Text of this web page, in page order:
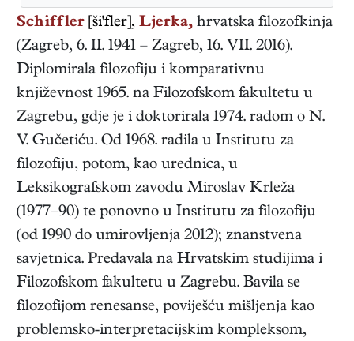
Schiffler [ši'fler], Ljerka, hrvatska filozofkinja
(Zagreb, 6. II. 1941 – Zagreb, 16. VII. 2016).
Diplomirala filozofiju i komparativnu
književnost 1965. na Filozofskom fakultetu u
Zagrebu, gdje je i doktorirala 1974. radom o N.
V. Gučetiću. Od 1968. radila u Institutu za
filozofiju, potom, kao urednica, u
Leksikografskom zavodu Miroslav Krleža
(1977–90) te ponovno u Institutu za filozofiju
(od 1990 do umirovljenja 2012); znanstvena
savjetnica. Predavala na Hrvatskim studijima i
Filozofskom fakultetu u Zagrebu. Bavila se
filozofijom renesanse, poviješću mišljenja kao
problemsko-interpretacijskim kompleksom,